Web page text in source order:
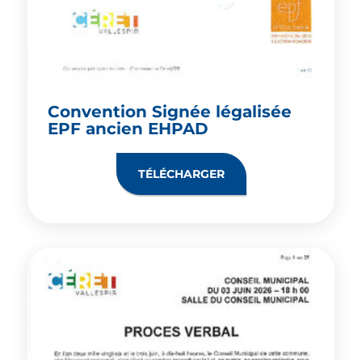
Convention Signée légalisée
EPF ancien EHPAD
TÉLÉCHARGER